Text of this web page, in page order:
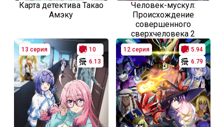
Карта детектива Такао
Амэку
Человек-мускул:
Происхождение
совершенного
сверхчеловека 2
13 серия
10
6.13
12 серия
5.94
6.79